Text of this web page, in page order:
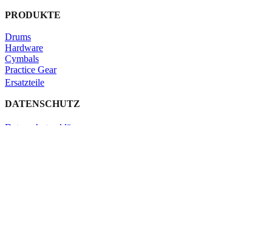
PRODUKTE
Drums
Hardware
Cymbals
Practice Gear
Ersatzteile
DATENSCHUTZ
Datenschutzerklärung